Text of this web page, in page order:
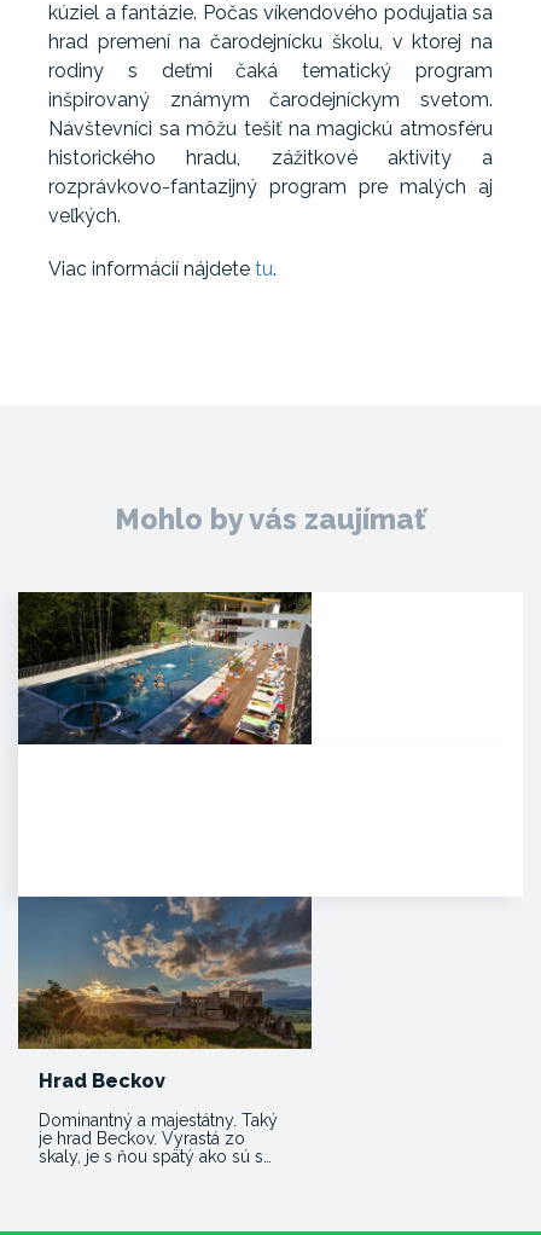
kúziel a fantázie. Počas víkendového podujatia sa
hrad premení na čarodejnícku školu, v ktorej na
rodiny s deťmi čaká tematický program
inšpirovaný známym čarodejníckym svetom.
Návštevníci sa môžu tešiť na magickú atmosféru
historického hradu, zážitkové aktivity a
rozprávkovo-fantazijný program pre malých aj
veľkých.
Viac informácií nájdete tu.
Mohlo by vás zaujímať
Hrad Beckov
Dominantný a majestátny. Taký
je hrad Beckov. Vyrastá zo
skaly, je s ňou spätý ako sú s…